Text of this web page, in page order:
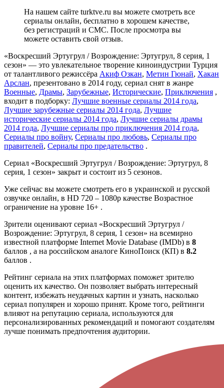
На нашем сайте turktve.ru вы можете смотреть все
сериалы онлайн, бесплатно в хорошем качестве,
без регистраций и СМС. После просмотра вы
можете оставить свой отзыв.
«Воскресший Эртугрул / Возрождение: Эртугрул, 8 серия, 1
сезон» — это увлекательное творение киноиндустрии Турция
от талантливого режиссёра Акиф Озкан, Метин Гюнай, Хакан
Арслан, презентовано в 2014 году, сериал снят в жанре
Военные, Драмы, Зарубежные, Исторические, Приключения ,
входит в подборку: Лучшие военные сериалы 2014 года,
Лучшие зарубежные сериалы 2014 года, Лучшие
исторические сериалы 2014 года, Лучшие сериалы драмы
2014 года, Лучшие сериалы про приключения 2014 года,
Сериалы про войну, Сериалы про любовь, Сериалы про
правителей, Сериалы про предательство .
Сериал «Воскресший Эртугрул / Возрождение: Эртугрул, 8
серия, 1 сезон» закрыт и состоит из 5 сезонов.
Уже сейчас вы можете смотреть его в украинской и русской
озвучке онлайн, в HD 720 – 1080p качестве Возрастное
ограничение на уровне 16+ .
Зрители оценивают сериал «Воскресший Эртугрул /
Возрождение: Эртугрул, 8 серия, 1 сезон» на всемирно
известной платформе Internet Movie Database (IMDb) в 8
баллов , а на российском аналоге КиноПоиск (КП) в 8.2
баллов .
Рейтинг сериала на этих платформах поможет зрителю
оценить их качество. Он позволяет выбрать интересный
контент, избежать неудачных картин и узнать, насколько
сериал популярен и хорошо принят. Кроме того, рейтинги
влияют на репутацию сериала, используются для
персонализированных рекомендаций и помогают создателям
лучше понимать предпочтения аудитории.